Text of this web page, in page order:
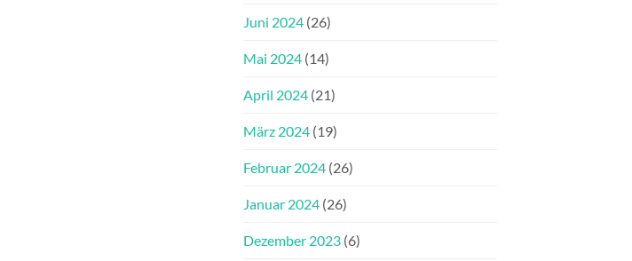
Juni 2024 (26)
Mai 2024 (14)
April 2024 (21)
März 2024 (19)
Februar 2024 (26)
Januar 2024 (26)
Dezember 2023 (6)